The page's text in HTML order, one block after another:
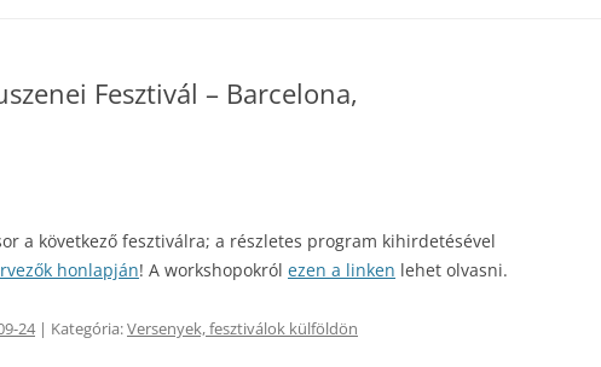
HÍREK
FELHÍVÁSOK
FELNŐTTÉNEKKARIÉNEKLŐ IFJÚSÁG ESEMÉNYNAPTÁR
ESEMÉNYNAPTÁR
FOTÓK
Fesztivál – Barcelona,
a következő fesztiválra; a részletes program kihirdetésével
honlapján! A workshopokról ezen a linken lehet olvasni.
24| Kategória:Versenyek, fesztiválok külföldön